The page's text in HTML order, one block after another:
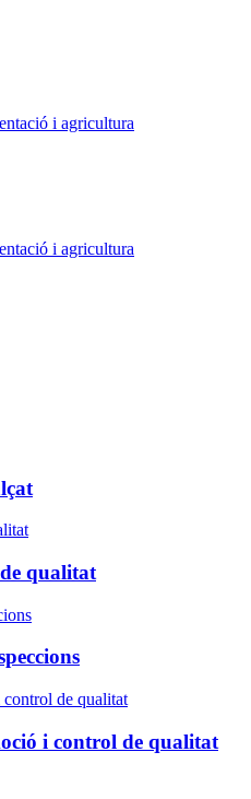
i agricultura
i agricultura
qualitat
i control de qualitat